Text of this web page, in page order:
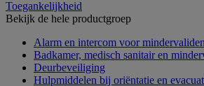
Toegankelijkheid
Bekijk de hele productgroep
Alarm en intercom voor mindervaliden
Badkamer, medisch sanitair en
Deurbeveiliging
Hulpmiddelen bij oriëntatie en